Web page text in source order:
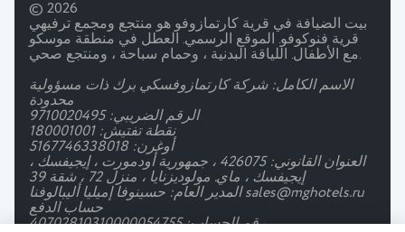
© 2026
بيت الضيافة في قرية كارتمازوفو هو منتجع ومجمع ترفيهي
قرية فنوكوفو. الموقع الرسمي. العطل في منطقة موسكو
مع الأطفال. اللياقة البدنية ، وحمام سباحة ، ومنتجع صحي.
الاسم الكامل: شركة كارتمازوفسكي برك ذات مسؤولية
محدودة
الرقم الضريبي: 9710020495
نقطة تفتيش: 180001001
أوغرن: 5167746338018
العنوان القانوني: 426075 ، جمهورية أودمورت ، إيجيفسك ،
إيجيفسك ، ماي. مولوديزنايا ، منزل 72 ، شقة 39
المدير العام: حسينوفا إميليا أليبالوفنا sales@mghotels.ru
حساب الدفع
رقم الحساب: 40702810310000054755